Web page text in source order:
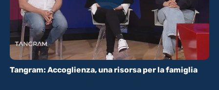
Tangram: Accoglienza, una risorsa per la famiglia